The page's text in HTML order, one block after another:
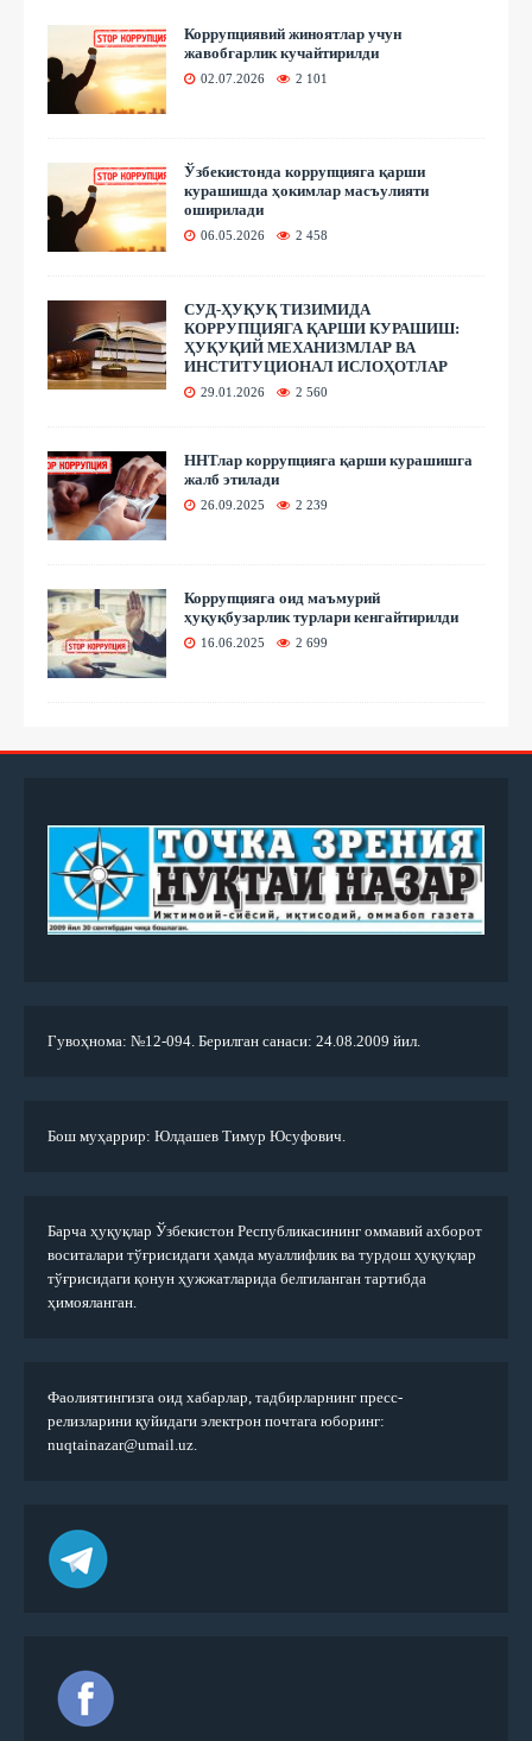
Коррупциявий жиноятлар учун
жавобгарлик кучайтирилди
02.07.2026 2 101
Ўзбекистонда коррупцияга қарши
курашишда ҳокимлар масъулияти
оширилади
06.05.2026 2 458
СУД-ҲУҚУҚ ТИЗИМИДА
КОРРУПЦИЯГА ҚАРШИ КУРАШИШ:
ҲУҚУҚИЙ МЕХАНИЗМЛАР ВА
ИНСТИТУЦИОНАЛ ИСЛОҲОТЛАР
29.01.2026 2 560
ННТлар коррупцияга қарши курашишга
жалб этилади
26.09.2025 2 239
Коррупцияга оид маъмурий
ҳуқуқбузарлик турлари кенгайтирилди
16.06.2025 2 699
Гувоҳнома: №12-094. Берилган санаси: 24.08.2009 йил.
Бош муҳаррир: Юлдашев Тимур Юсуфович.
Барча ҳуқуқлар Ўзбекистон Республикасининг оммавий ахборот
воситалари тўғрисидаги ҳамда муаллифлик ва турдош ҳуқуқлар
тўғрисидаги қонун ҳужжатларида белгиланган тартибда
ҳимояланган.
Фаолиятингизга оид хабарлар, тадбирларнинг пресс-
релизларини қуйидаги электрон почтага юборинг:
nuqtainazar@umail.uz.